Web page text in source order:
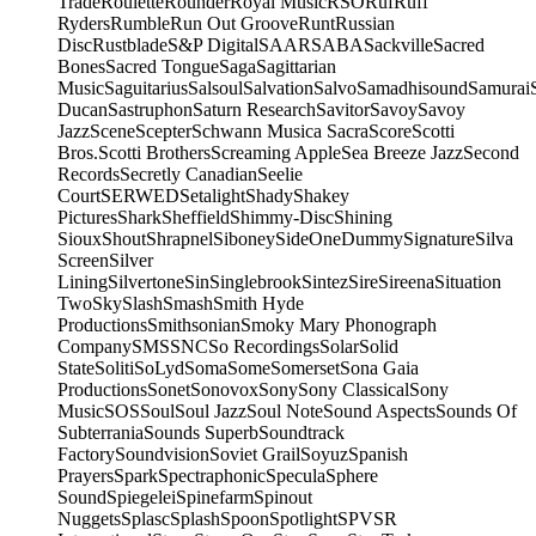
RydersRumbleRun Out GrooveRuntRussian
DiscRustbladeS&P DigitalSAARSABASackvilleSacred
BonesSacred TongueSagaSagittarian
MusicSaguitariusSalsoulSalvationSalvoSamadhisoundSamurai
DucanSastruphonSaturn ResearchSavitorSavoySavoy
JazzSceneScepterSchwann Musica SacraScoreScotti
Bros.Scotti BrothersScreaming AppleSea Breeze JazzSecond
RecordsSecretly CanadianSeelie
CourtSERWEDSetalightShadyShakey
PicturesSharkSheffieldShimmy-DiscShining
SiouxShoutShrapnelSiboneySideOneDummySignatureSilva
ScreenSilver
LiningSilvertoneSinSinglebrookSintezSireSireenaSituation
TwoSkySlashSmashSmith Hyde
ProductionsSmithsonianSmoky Mary Phonograph
CompanySMSSNCSo RecordingsSolarSolid
StateSolitiSoLydSomaSomeSomersetSona Gaia
ProductionsSonetSonovoxSonySony ClassicalSony
MusicSOSSoulSoul JazzSoul NoteSound AspectsSounds Of
SubterraniaSounds SuperbSoundtrack
FactorySoundvisionSoviet GrailSoyuzSpanish
PrayersSparkSpectraphonicSpeculaSphere
SoundSpiegeleiSpinefarmSpinout
NuggetsSplascSplashSpoonSpotlightSPVSR